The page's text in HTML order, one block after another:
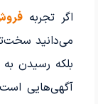
اگر تجربه
می‌دانید
بلکه رسیدن
آگهی‌هایی